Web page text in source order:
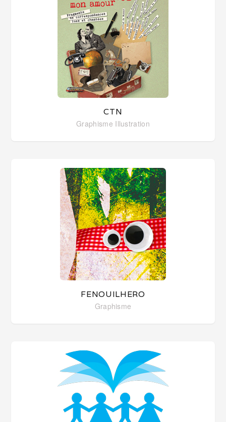
CTN
Graphisme Illustration
FENOUILHERO
Graphisme